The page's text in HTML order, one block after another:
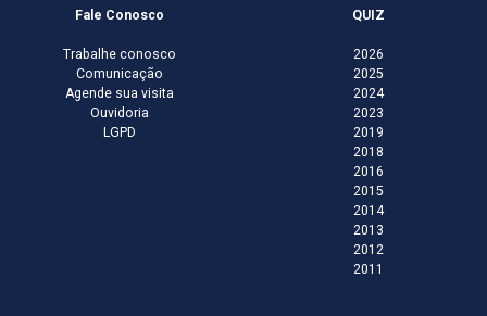
Fale Conosco
Trabalhe conosco
Comunicação
Agende sua visita
Ouvidoria
LGPD
QUIZ
2026
2025
2024
2023
2019
2018
2016
2015
2014
2013
2012
2011